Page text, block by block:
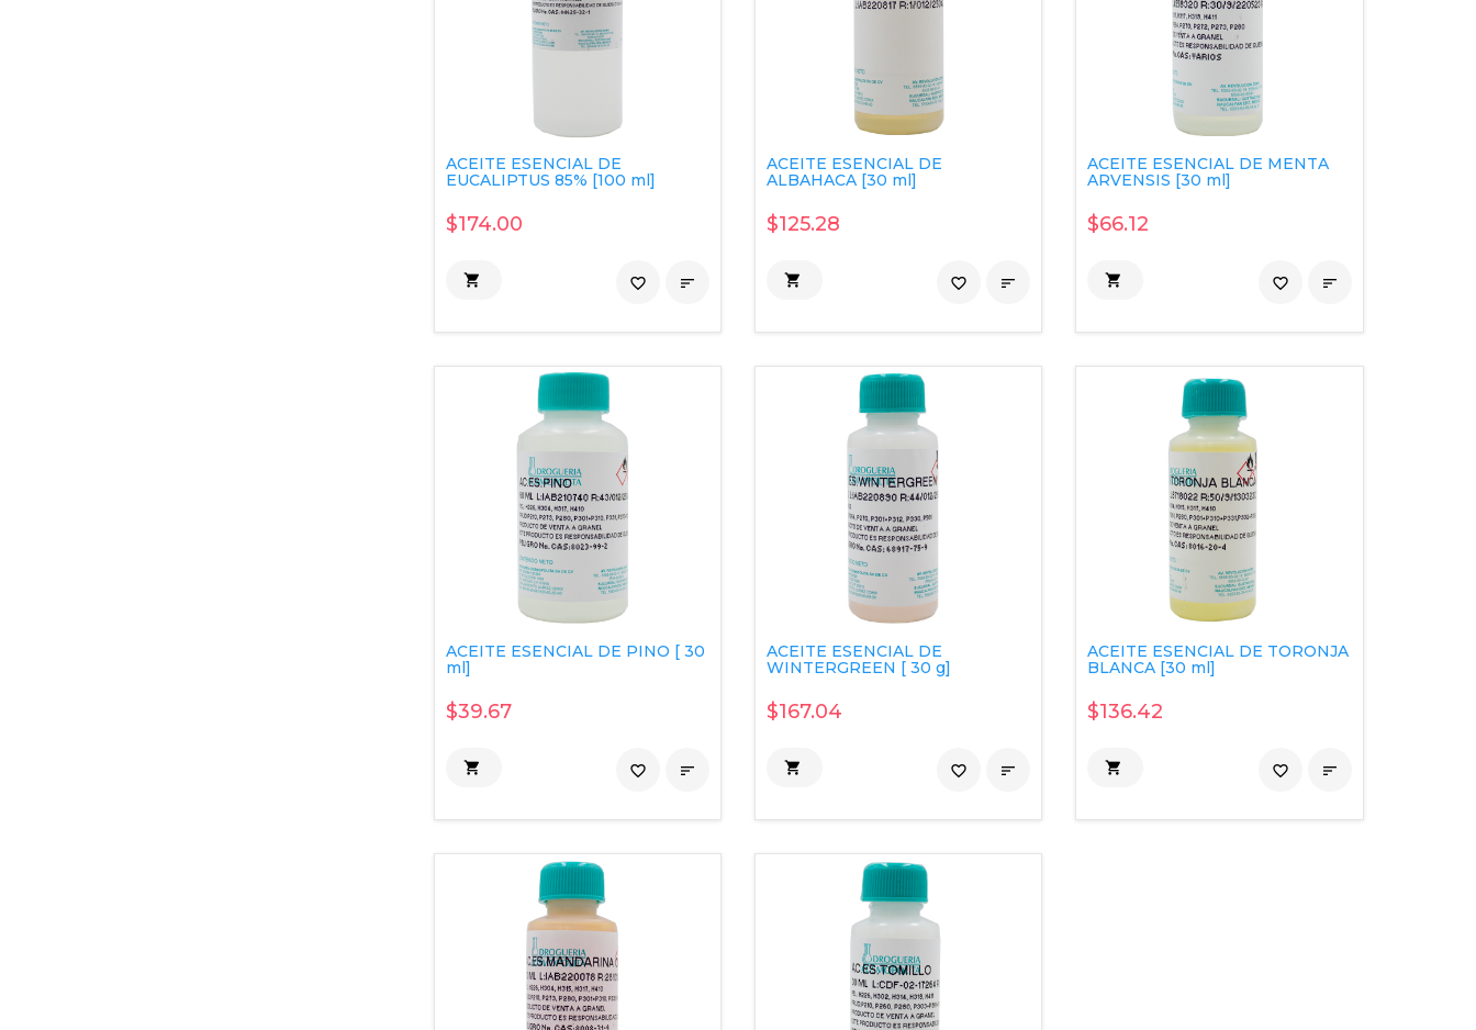
ACEITE ESENCIAL DE
EUCALIPTUS 85% [100 ml]
$174.00
 
favorite_border
ACEITE ESENCIAL DE
ALBAHACA [30 ml]
$125.28
 
favorite_border
ACEITE ESENCIAL DE MENTA
ARVENSIS [30 ml]
$66.12
 
favorite_border
ACEITE ESENCIAL DE PINO [ 30
ml]
$39.67
 
favorite_border
ACEITE ESENCIAL DE
WINTERGREEN [ 30 g]
$167.04
 
favorite_border
ACEITE ESENCIAL DE TORONJA
BLANCA [30 ml]
$136.42
 
favorite_border